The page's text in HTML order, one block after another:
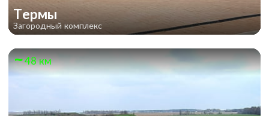
Термы
Загородный комплекс
48 км